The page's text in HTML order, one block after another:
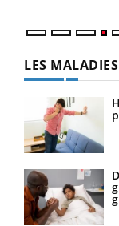
LES MALADIES